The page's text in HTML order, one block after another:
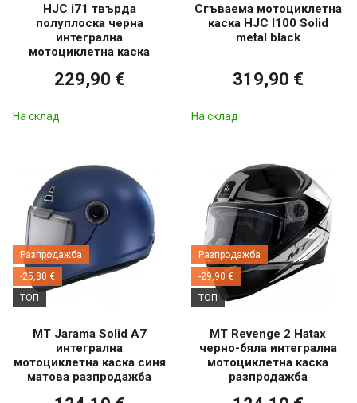
HJC i71 твърда
полуплоска черна
интегрална
мотоциклетна каска
229,90 €
На склад
Сгъваема мотоциклетна
каска HJC I100 Solid
metal black
319,90 €
На склад
Разпродажба
-25,80 €
ТОП
MT Jarama Solid A7
интегрална
мотоциклетна каска синя
матова разпродажба
Разпродажба
-29,90 €
ТОП
MT Revenge 2 Hatax
черно-бяла интегрална
мотоциклетна каска
разпродажба